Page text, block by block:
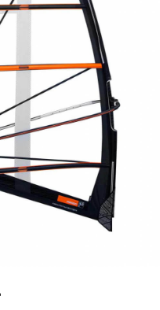
Школа Мачты RDM
на шарнир
Рейс